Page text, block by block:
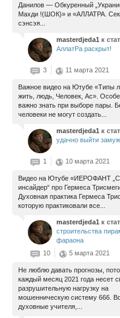
Данилов — Обкуренный
Махди !(ШОК)» и «АЛЛАТРА.
сэнсэя...
masterdjeda1 к
АллатРа раскрыт!
3 11 марта 2021
Важное видео на Ютубе «Типы
жить, людь, Человек, Ас».
важно знать при выборе пары.
человеки не могут создать...
masterdjeda1 к
удачно выйти
1 10 марта 2021
Видео на Ютубе «ИЕРОФАНТ
инсайдер“ про Гермеса
Духовная практика Гермеса
которую практиковали все...
masterdjeda1 к
строительства
фараона
10
5 марта 2021
Не люблю давать прогнозы,
каждый месяц 2021 года несет
разрушительную нагрузку на
мошенническую систему 666.
духовные учителя,...